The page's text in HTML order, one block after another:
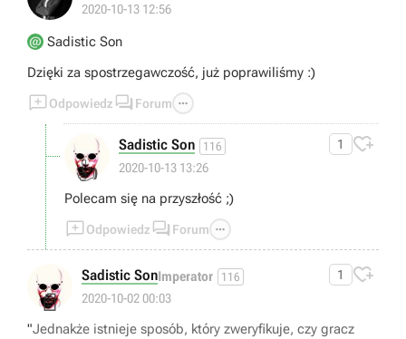
2020-10-13 12:56
Sadistic Son
Dzięki za spostrzegawczość, już poprawiliśmy :)
Odpowiedz  Forum 
👍
Sadistic Son 116
2020-10-13 13:26
1 
Polecam się na przyszłość ;)
Odpowiedz  Forum 
📄
Sadistic SonImperator 116
2020-10-02 00:03
1 
"Jednakże istnieje sposób, który zweryfikuje, czy gracz